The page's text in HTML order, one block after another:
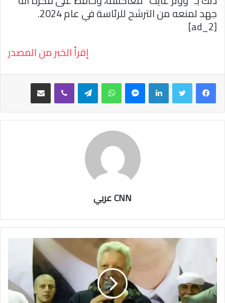
جهد لمنعه من الترشح للرئاسة في عام 2024.
[ad_2]
إقرأ الخبر من المصدر
فيسبوك لينكدإن واتساب تيلقرام
CNN عربي